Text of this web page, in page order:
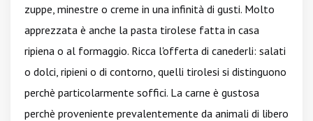
zuppe, minestre o creme in una infinità di gusti. Molto
apprezzata è anche la pasta tirolese fatta in casa
ripiena o al formaggio. Ricca l'offerta di canederli: salati
o dolci, ripieni o di contorno, quelli tirolesi si distinguono
perchè particolarmente soffici. La carne è gustosa
perchè proveniente prevalentemente da animali di libero